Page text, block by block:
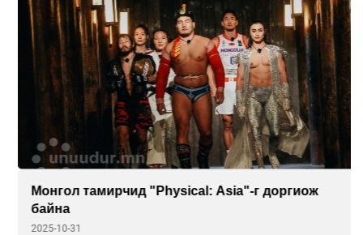
Монгол тамирчид "Physical: Asia"-г доргиож
байна
2025-10-31